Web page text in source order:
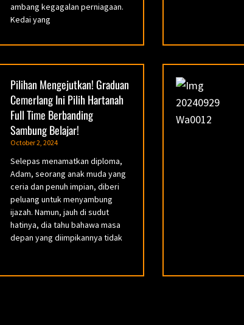
ambang kegagalan perniagaan.
Kedai yang
Pilihan Mengejutkan! Graduan
Cemerlang Ini Pilih Hartanah
Full Time Berbanding
Sambung Belajar!
October 2, 2024
Selepas menamatkan diploma,
Adam, seorang anak muda yang
ceria dan penuh impian, diberi
peluang untuk menyambung
ijazah. Namun, jauh di sudut
hatinya, dia tahu bahawa masa
depan yang diimpikannya tidak